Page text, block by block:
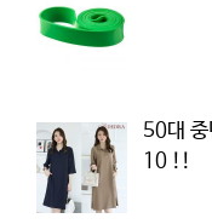
50대 중
10 !!